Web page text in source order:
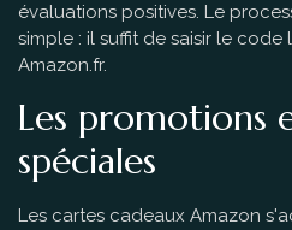
évaluations positives. Le
simple : il suffit de saisir le
Amazon.fr.
Les promotions
spéciales
Les cartes cadeaux Amazon